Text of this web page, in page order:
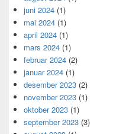
juni 2024 (1)
mai 2024 (1)
april 2024 (1)
mars 2024 (1)
februar 2024 (2)
januar 2024 (1)
desember 2023 (2)
november 2023 (1)
oktober 2023 (1)
september 2023 (3)